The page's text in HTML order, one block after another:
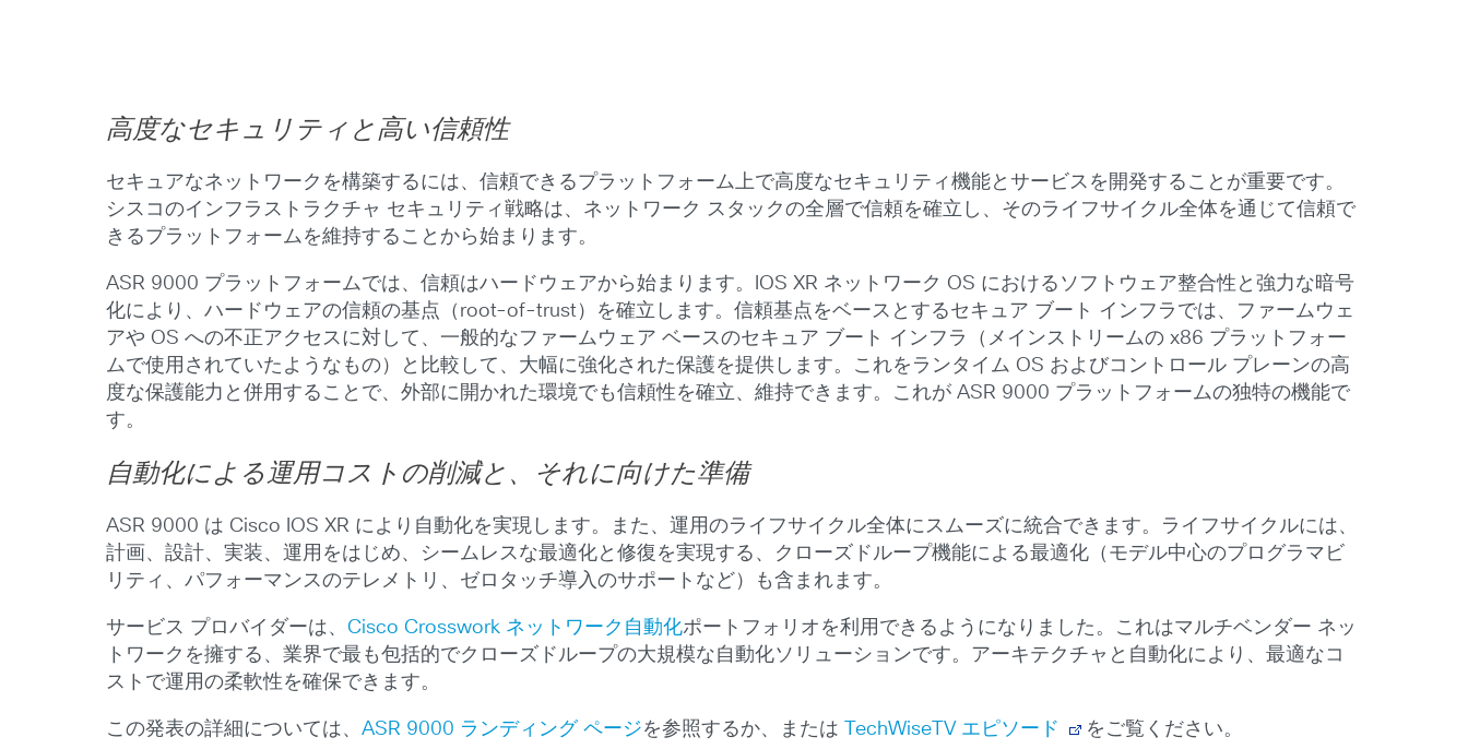
高度なセキュリティと高い信頼性
セキュアなネットワークを構築するには、信頼できるプラットフォーム上で高度なセキュリティ機能とサービスを開発することが重要です。
シスコのインフラストラクチャ セキュリティ戦略は、ネットワーク スタックの全層で信頼を確立し、そのライフサイクル全体を通じて信頼で
きるプラットフォームを維持することから始まります。
ASR 9000 プラットフォームでは、信頼はハードウェアから始まります。IOS XR ネットワーク OS におけるソフトウェア整合性と強力な暗号
化により、ハードウェアの信頼の基点（root-of-trust）を確立します。信頼基点をベースとするセキュア ブート インフラでは、ファームウェ
アや OS への不正アクセスに対して、一般的なファームウェア ベースのセキュア ブート インフラ（メインストリームの x86 プラットフォー
ムで使用されていたようなもの）と比較して、大幅に強化された保護を提供します。これをランタイム OS およびコントロール プレーンの高
度な保護能力と併用することで、外部に開かれた環境でも信頼性を確立、維持できます。これが ASR 9000 プラットフォームの独特の機能で
す。
自動化による運用コストの削減と、それに向けた準備
ASR 9000 は Cisco IOS XR により自動化を実現します。また、運用のライフサイクル全体にスムーズに統合できます。ライフサイクルには、
計画、設計、実装、運用をはじめ、シームレスな最適化と修復を実現する、クローズドループ機能による最適化（モデル中心のプログラマビ
リティ、パフォーマンスのテレメトリ、ゼロタッチ導入のサポートなど）も含まれます。
サービス プロバイダーは、Cisco Crosswork ネットワーク自動化ポートフォリオを利用できるようになりました。これはマルチベンダー ネッ
トワークを擁する、業界で最も包括的でクローズドループの大規模な自動化ソリューションです。アーキテクチャと自動化により、最適なコ
ストで運用の柔軟性を確保できます。
この発表の詳細については、ASR 9000 ランディング ページを参照するか、または TechWiseTV エピソード をご覧ください。